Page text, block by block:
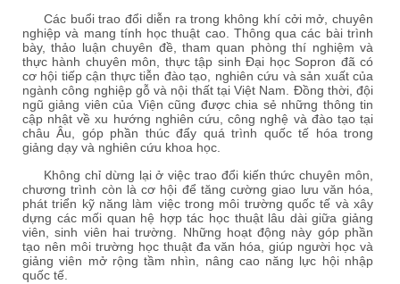
Các buổi trao đổi diễn ra trong không khí cởi mở, chuyên
nghiệp và mang tính học thuật cao. Thông qua các bài trình
bày, thảo luận chuyên đề, tham quan phòng thí nghiệm và
thực hành chuyên môn, thực tập sinh Đại học Sopron đã có
cơ hội tiếp cận thực tiễn đào tạo, nghiên cứu và sản xuất của
ngành công nghiệp gỗ và nội thất tại Việt Nam. Đồng thời, đội
ngũ giảng viên của Viện cũng được chia sẻ những thông tin
cập nhật về xu hướng nghiên cứu, công nghệ và đào tạo tại
châu Âu, góp phần thúc đẩy quá trình quốc tế hóa trong
giảng dạy và nghiên cứu khoa học.
Không chỉ dừng lại ở việc trao đổi kiến thức chuyên môn,
chương trình còn là cơ hội để tăng cường giao lưu văn hóa,
phát triển kỹ năng làm việc trong môi trường quốc tế và xây
dựng các mối quan hệ hợp tác học thuật lâu dài giữa giảng
viên, sinh viên hai trường. Những hoạt động này góp phần
tạo nên môi trường học thuật đa văn hóa, giúp người học và
giảng viên mở rộng tầm nhìn, nâng cao năng lực hội nhập
quốc tế.